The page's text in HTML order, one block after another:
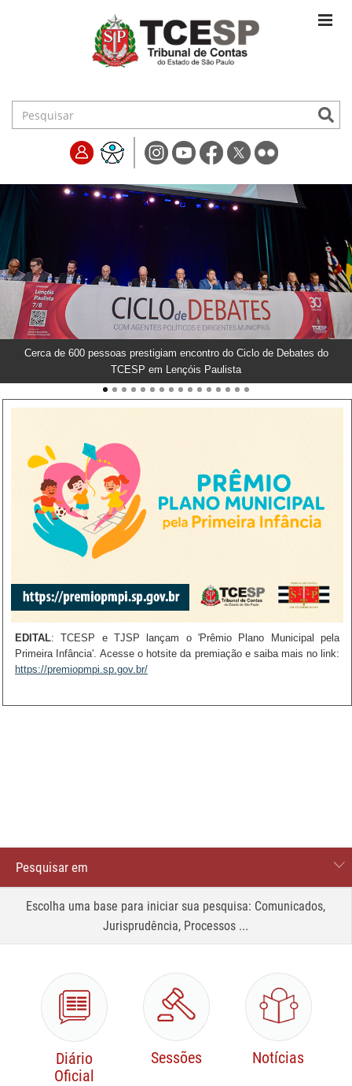
Cerca de 600 pessoas prestigiam encontro do Ciclo de Debates do
TCESP em Lençóis Paulista
TCESP destaca importância da doação de sangue e papel do poder
público na manutenção dos estoques
EDITAL: TCESP e TJSP lançam o 'Prêmio Plano Municipal pela
Primeira Infância'. Acesse o hotsite da premiação e saiba mais no link:
https://premiopmpi.sp.gov.br/
AGOSTO LILÁS:
HOMENAGEM:
VISITA:
EVENTO:
PARTICIPE:
https://go.tce.sp.gov.br/vim5d9
Pesquisar em
Processos
Comunicados
Jurisprudência
Legislação e normas
Escolha uma base para iniciar sua pesquisa: Comunicados,
Jurisprudência, Processos ...
Diário
Oficial
Sessões Notícias